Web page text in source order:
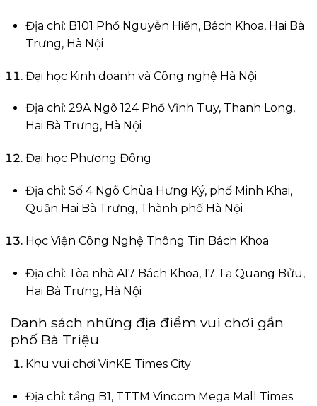
Địa chỉ: B101 Phố Nguyễn Hiền, Bách Khoa, Hai Bà
Trưng, Hà Nội
Đại học Kinh doanh và Công nghệ Hà Nội
Địa chỉ: 29A Ngõ 124 Phố Vĩnh Tuy, Thanh Long,
Hai Bà Trưng, Hà Nội
Đại học Phương Đông
Địa chỉ: Số 4 Ngõ Chùa Hưng Ký, phố Minh Khai,
Quận Hai Bà Trưng, Thành phố Hà Nội
Học Viện Công Nghệ Thông Tin Bách Khoa
Địa chỉ: Tòa nhà A17 Bách Khoa, 17 Tạ Quang Bửu,
Hai Bà Trưng, Hà Nội
Danh sách những địa điểm vui chơi gần
phố Bà Triệu
Khu vui chơi VinKE Times City
Địa chỉ: tầng B1, TTTM Vincom Mega Mall Times